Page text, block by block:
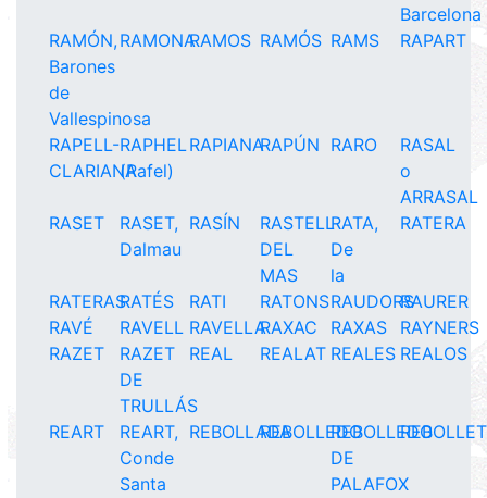
Barcelona
RAMÓN,
Barones
de
Vallespinosa
RAMONARAMOS RAMÓS RAMS RAPART
RAPELL-
CLARIANA
RAPHEL
(Rafel)
RAPIANARAPÚN RARO
RASAL
o
ARRASAL
RASET
RASET,
Dalmau
RASÍN
RASTELL
DEL
MAS
RATA,
De
la
RATERA
RATERASRATÉS RATI RATONSRAUDORSRAURER
RAVÉ
RAVELL RAVELLARAXAC RAXAS
RAYNERS
RAZET
RAZET
DE
TRULLÁS
REAL REALAT REALES REALOS
REART
REART,
Conde
Santa
REBOLLADAREBOLLEDOREBOLLEDO
DE
PALAFOX
REBOLLET